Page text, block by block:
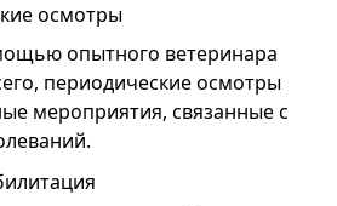
осмотры
опытного ветеринара
периодические осмотры
мероприятия, связанные с